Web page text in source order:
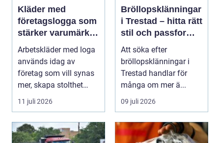
Kläder med
företagslogga som
stärker varumärket
varje dag
Arbetskläder med loga
används idag av
företag som vill synas
mer, skapa stolthet
inte...
11 juli 2026
Bröllopsklänningar
i Trestad – hitta rätt
stil och passform
inför den stora
dagen
Att söka efter
bröllopsklänningar i
Trestad handlar för
många om mer ä...
09 juli 2026